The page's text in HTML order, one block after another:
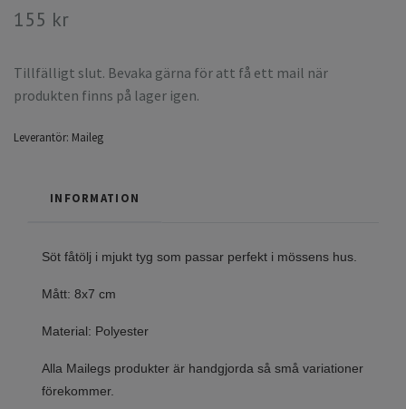
155 kr
Tillfälligt slut. Bevaka gärna för att få ett mail när
produkten finns på lager igen.
Leverantör: Maileg
INFORMATION
Söt fåtölj i mjukt tyg som passar perfekt i mössens hus.
Mått: 8x7 cm
Material: Polyester
Alla Mailegs produkter är handgjorda så små variationer
förekommer.